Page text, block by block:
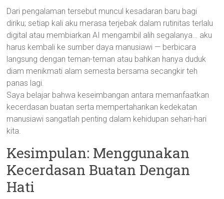
Dari pengalaman tersebut muncul kesadaran baru bagi
diriku; setiap kali aku merasa terjebak dalam rutinitas terlalu
digital atau membiarkan AI mengambil alih segalanya… aku
harus kembali ke sumber daya manusiawi — berbicara
langsung dengan teman-teman atau bahkan hanya duduk
diam menikmati alam semesta bersama secangkir teh
panas lagi.
Saya belajar bahwa keseimbangan antara memanfaatkan
kecerdasan buatan serta mempertahankan kedekatan
manusiawi sangatlah penting dalam kehidupan sehari-hari
kita.
Kesimpulan: Menggunakan
Kecerdasan Buatan Dengan
Hati